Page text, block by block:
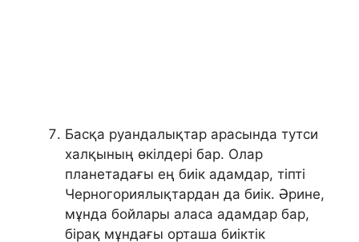
Басқа руандалықтар арасында тутси
халқының өкілдері бар. Олар
планетадағы ең биік адамдар, тіпті
Черногориялықтардан да биік. Әрине,
мұнда бойлары аласа адамдар бар,
бірақ мұндағы орташа биіктік